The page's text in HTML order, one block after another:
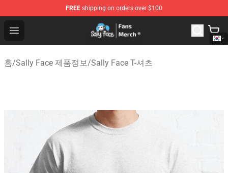
FREE shipping on orders over $100
Open menu
Sally Face Store - Official Sally Face Merchandise Shop
홈/Sally Face 제품정보/Sally Face T-셔츠